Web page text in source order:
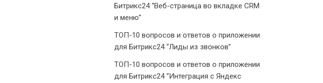
Битрикс24 “Веб-страница во вкладке CRM
и меню”
ТОП-10 вопросов и ответов о приложении
для Битрикс24 “Лиды из звонков”
ТОП-10 вопросов и ответов о приложении
для Битрикс24 “Интеграция с Яндекс